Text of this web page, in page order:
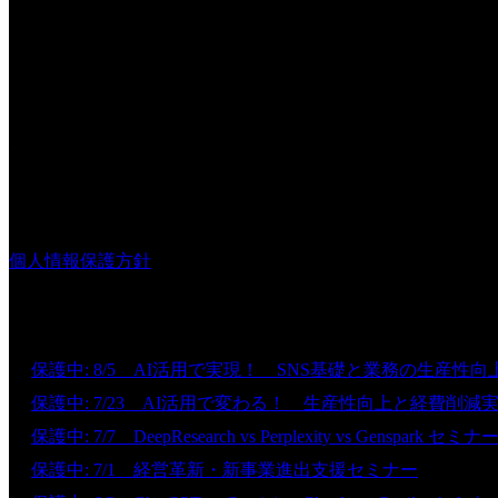
個人情報保護方針
保護中: 8/5 AI活用で実現！ SNS基礎と業務の生産性向
保護中: 7/23 AI活用で変わる！ 生産性向上と経費削減
保護中: 7/7 DeepResearch vs Perplexity vs Genspark セミナー
保護中: 7/1 経営革新・新事業進出支援セミナー